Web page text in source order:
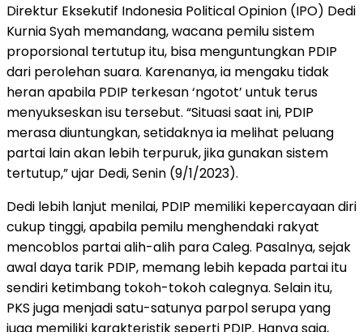
Direktur Eksekutif Indonesia Political Opinion (IPO) Dedi
Kurnia Syah memandang, wacana pemilu sistem
proporsional tertutup itu, bisa menguntungkan PDIP
dari perolehan suara. Karenanya, ia mengaku tidak
heran apabila PDIP terkesan ‘ngotot’ untuk terus
menyukseskan isu tersebut. “Situasi saat ini, PDIP
merasa diuntungkan, setidaknya ia melihat peluang
partai lain akan lebih terpuruk, jika gunakan sistem
tertutup,” ujar Dedi, Senin (9/1/2023).
Dedi lebih lanjut menilai, PDIP memiliki kepercayaan diri
cukup tinggi, apabila pemilu menghendaki rakyat
mencoblos partai alih-alih para Caleg. Pasalnya, sejak
awal daya tarik PDIP, memang lebih kepada partai itu
sendiri ketimbang tokoh-tokoh calegnya. Selain itu,
PKS juga menjadi satu-satunya parpol serupa yang
juga memiliki karakteristik seperti PDIP. Hanya saja,